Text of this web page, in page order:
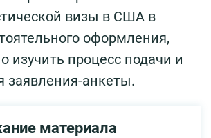
визы в США в
оформления,
изучить процесс подачи и
заявления-анкеты.
материала